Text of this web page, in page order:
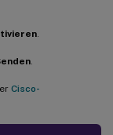
.
.
Cisco-